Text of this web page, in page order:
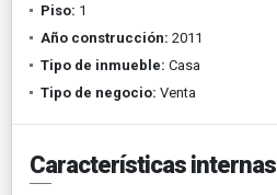
Piso: 1
Año construcción: 2011
Tipo de inmueble: Casa
Tipo de negocio: Venta
Características internas